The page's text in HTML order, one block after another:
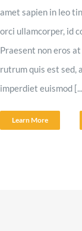
amet sapien in leo
orci ullamcorper, id
Praesent non eros
rutrum quis est sed,
imperdiet euismod
Learn More